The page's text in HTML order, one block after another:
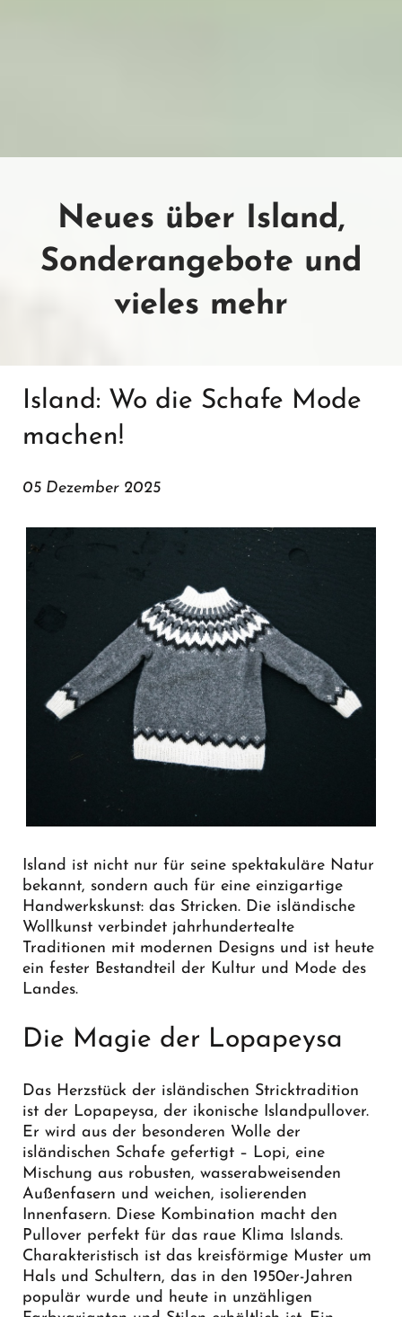
Neues über Island,
Sonderangebote und
vieles mehr
Island: Wo die Schafe Mode
machen!
05 Dezember 2025
Island ist nicht nur für seine spektakuläre Natur
bekannt, sondern auch für eine einzigartige
Handwerkskunst: das Stricken. Die isländische
Wollkunst verbindet jahrhundertealte
Traditionen mit modernen Designs und ist heute
ein fester Bestandteil der Kultur und Mode des
Landes.
Die Magie der Lopapeysa
Das Herzstück der isländischen Stricktradition
ist der Lopapeysa, der ikonische Islandpullover.
Er wird aus der besonderen Wolle der
isländischen Schafe gefertigt – Lopi, eine
Mischung aus robusten, wasserabweisenden
Außenfasern und weichen, isolierenden
Innenfasern. Diese Kombination macht den
Pullover perfekt für das raue Klima Islands.
Charakteristisch ist das kreisförmige Muster um
Hals und Schultern, das in den 1950er-Jahren
populär wurde und heute in unzähligen